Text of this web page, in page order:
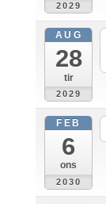
2029
AUG
28
tir
2029
FEB
6
ons
2030